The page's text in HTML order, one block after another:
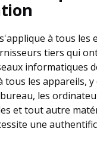
à tous les
tiers qui
informatiques
tous les appareils,
les
et tout autre
une